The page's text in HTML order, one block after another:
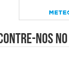
nos no